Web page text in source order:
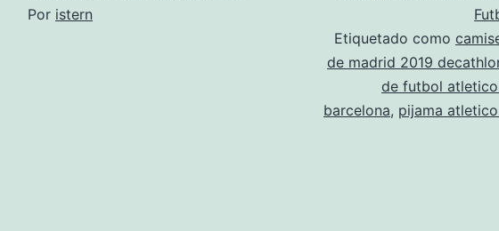
Por istern
Etiquetado como
de madrid 2019
de futbol
barcelona, pijama